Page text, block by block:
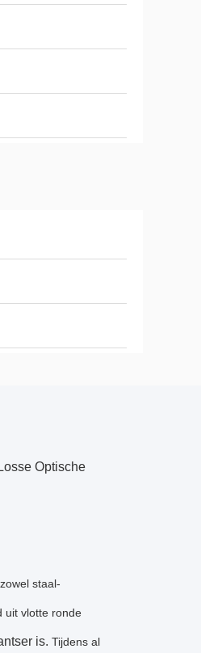
Optische
staal-
uit vlotte ronde
is. Tijdens al